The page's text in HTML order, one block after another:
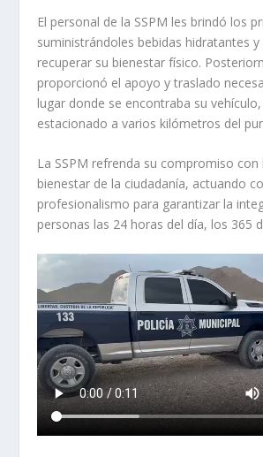
El personal de la SSPM les brindó los
suministrándoles bebidas hidratantes
recuperar su bienestar físico.
proporcionó el apoyo y traslado
lugar donde se encontraba su
estacionado a varios kilómetros del
La SSPM refrenda su compromiso con
bienestar de la ciudadanía, actuando
profesionalismo para garantizar la
personas las 24 horas del día, los 365